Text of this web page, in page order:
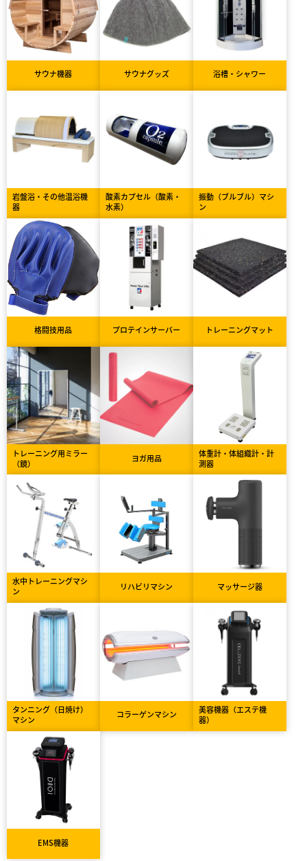
サウナ機器 サウナグッズ 浴槽・シャワー
岩盤浴・その他温浴機
器
酸素カプセル（酸素・
水素）
振動（ブルブル）マシ
ン
格闘技用品 プロテインサーバー トレーニングマット
トレーニング用ミラー
（鏡）
ヨガ用品
体重計・体組織計・計
測器
水中トレーニングマシ
ン
リハビリマシン マッサージ器
タンニング（日焼け）
マシン
コラーゲンマシン
美容機器（エステ機
器）
EMS機器